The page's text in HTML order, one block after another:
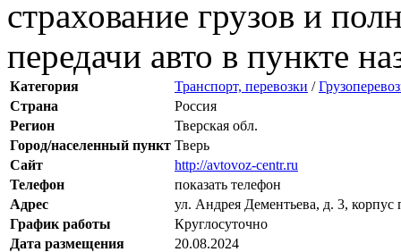
страхование грузов и
передачи авто в пункте
Категория Транспорт, перевозки /
Страна
Россия
Регион
Тверская обл.
Город/населенный пункт Тверь
Сайт
http://avtovoz-centr.ru
Телефон
показать телефон
Адрес
ул. Андрея Дементьева, д. 3,
График работы
Круглосуточно
Дата размещения
20.08.2024